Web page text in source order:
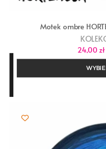
Motek ombre
24,00zł